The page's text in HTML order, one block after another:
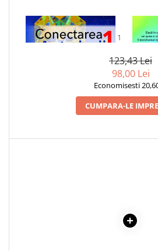
Cadouri
Carti in dar
Carti pentru copii
Carte Prescolara, Joc
1 x CONECTAREA CU
ARCTURIENII. VOLUMUL 1
1 x
123,43 Lei
98,00 Lei
Economisesti
CUMPARA-LE